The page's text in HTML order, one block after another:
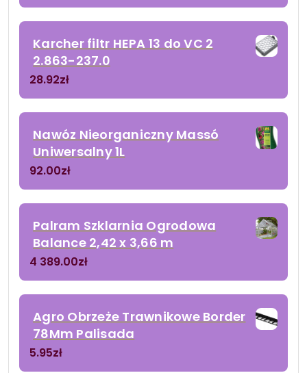
Karcher filtr HEPA 13 do VC 2
2.863-237.0
28.92zł
Nawóz Nieorganiczny Massó
Uniwersalny 1L
92.00zł
Palram Szklarnia Ogrodowa
Balance 2,42 x 3,66 m
4 389.00zł
Agro Obrzeże Trawnikowe Border
78Mm Palisada
5.95zł